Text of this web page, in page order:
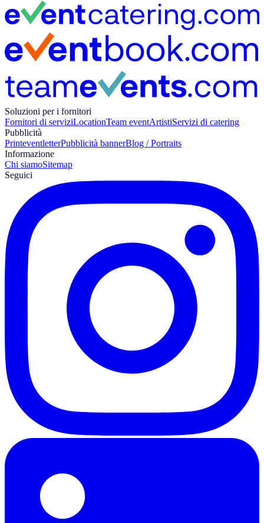
Soluzioni per i fornitori
Fornitori di serviziLocationTeam eventArtistiServizi di catering
Pubblicità
PrinteventletterPubblicità bannerBlog / Portraits
Informazione
Chi siamoSitemap
Seguici